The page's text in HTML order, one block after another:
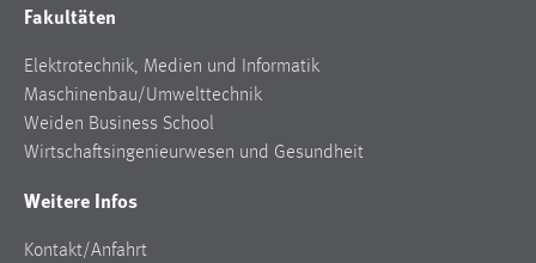
Fakultäten
Elektrotechnik, Medien und Informatik
Maschinenbau/Umwelttechnik
Weiden Business School
Wirtschaftsingenieurwesen und Gesundheit
Weitere Infos
Kontakt/Anfahrt